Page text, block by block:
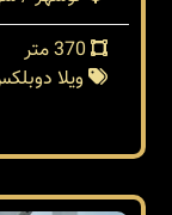
ویلا